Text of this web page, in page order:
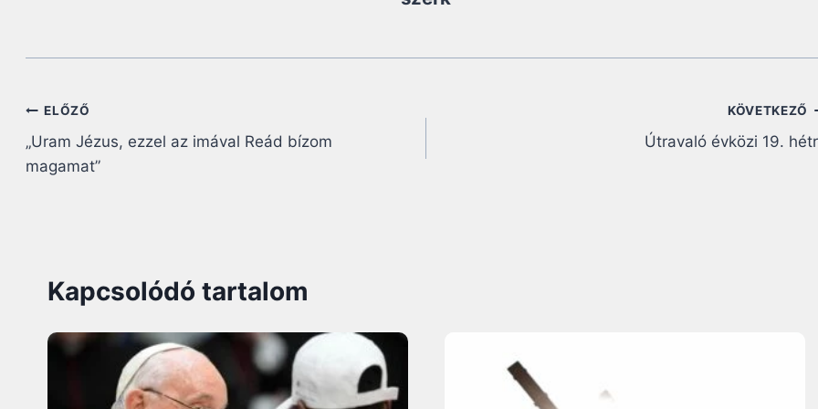
Bejegyzés
navigáció
ELŐZŐ
„Uram Jézus, ezzel az imával Reád bízom
magamat”
KÖVETKEZŐ
Útravaló évközi 19.
Kapcsolódó tartalom